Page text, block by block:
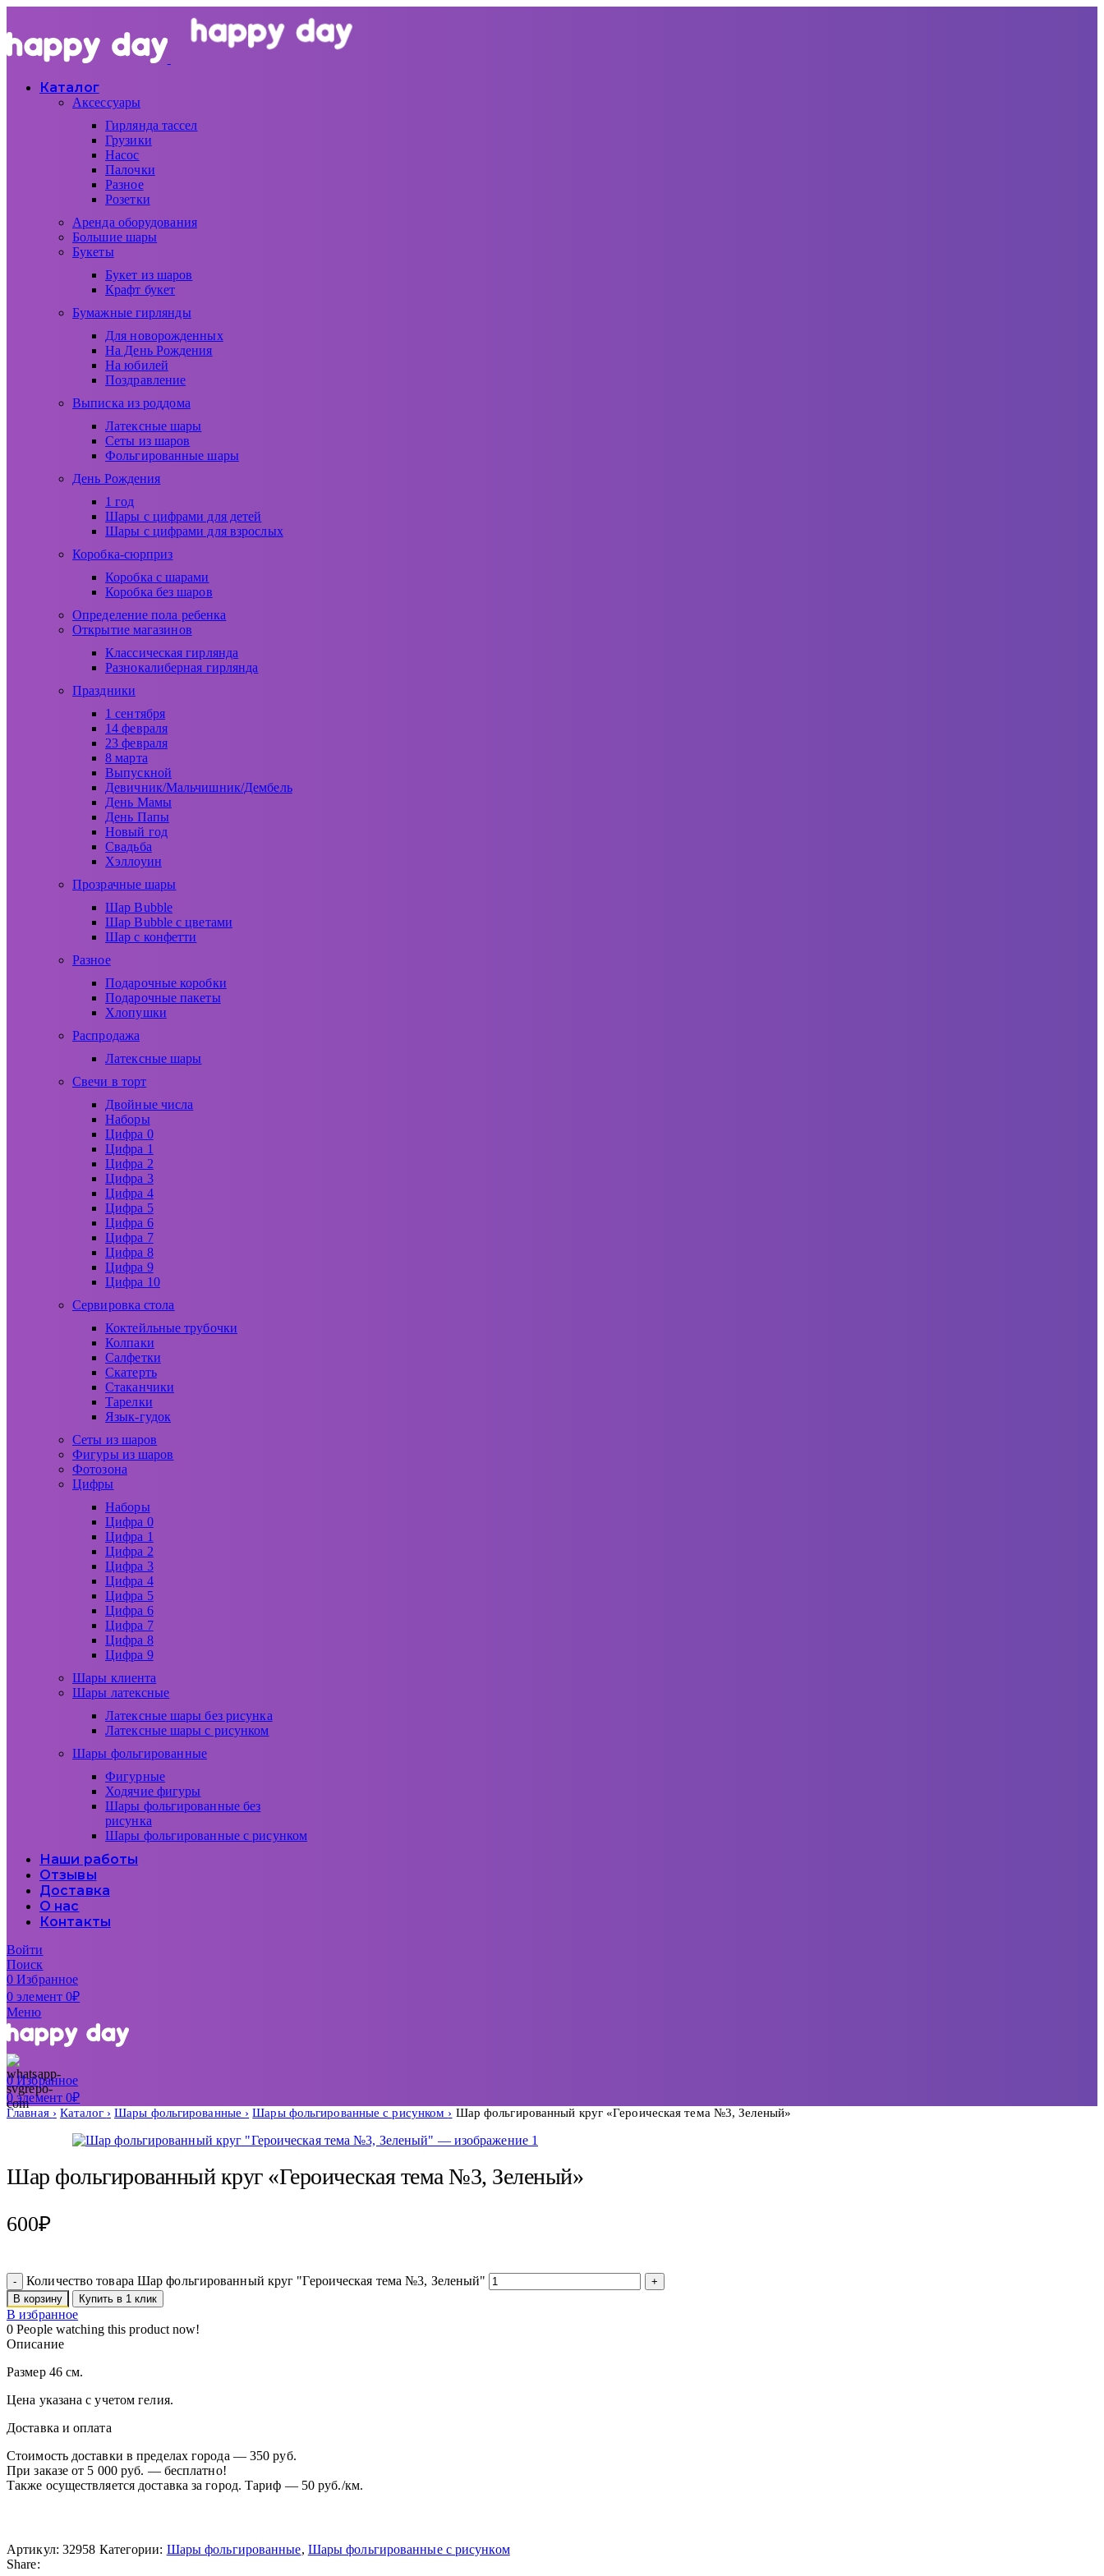
Каталог
Аксессуары
Гирлянда тассел
Грузики
Насос
Палочки
Разное
Розетки
Аренда оборудования
Большие шары
Букеты
Букет из шаров
Крафт букет
Бумажные гирлянды
Для новорожденных
На День Рождения
На юбилей
Поздравление
Выписка из роддома
Латексные шары
Сеты из шаров
Фольгированные шары
День Рождения
1 год
Шары с цифрами для детей
Шары с цифрами для взрослых
Коробка-сюрприз
Коробка с шарами
Коробка без шаров
Определение пола ребенка
Открытие магазинов
Классическая гирлянда
Разнокалиберная гирлянда
Праздники
1 сентября
14 февраля
23 февраля
8 марта
Выпускной
Девичник/Мальчишник/Дембель
День Мамы
День Папы
Новый год
Свадьба
Хэллоуин
Прозрачные шары
Шар Bubble
Шар Bubble с цветами
Шар с конфетти
Разное
Подарочные коробки
Подарочные пакеты
Хлопушки
Распродажа
Латексные шары
Свечи в торт
Двойные числа
Наборы
Цифра 0
Цифра 1
Цифра 2
Цифра 3
Цифра 4
Цифра 5
Цифра 6
Цифра 7
Цифра 8
Цифра 9
Цифра 10
Сервировка стола
Коктейльные трубочки
Колпаки
Салфетки
Скатерть
Стаканчики
Тарелки
Язык-гудок
Сеты из шаров
Фигуры из шаров
Фотозона
Цифры
Наборы
Цифра 0
Цифра 1
Цифра 2
Цифра 3
Цифра 4
Цифра 5
Цифра 6
Цифра 7
Цифра 8
Цифра 9
Шары клиента
Шары латексные
Латексные шары без рисунка
Латексные шары с рисунком
Шары фольгированные
Фигурные
Ходячие фигуры
Шары фольгированные без
рисунка
Шары фольгированные с рисунком
Наши работы
Отзывы
Доставка
О нас
Контакты
Войти
Поиск
0Избранное
0элемент 0₽
Меню
0Избранное
0элемент 0₽
Главная Каталог Шары фольгированные Шары фольгированные с рисунком Шар фольгированный круг «Героическая тема №3, Зеленый»
Шар фольгированный круг «Героическая тема №3, Зеленый»
600₽
Количество товара Шар фольгированный круг "Героическая тема №3, Зеленый"
В корзину Купить в 1 клик
В избранное
0 People watching this product now!
Описание
Размер 46 см.
Цена указана с учетом гелия.
Доставка и оплата
Стоимость доставки в пределах города — 350 руб.
При заказе от 5 000 руб. — бесплатно!
Также осуществляется доставка за город. Тариф — 50 руб./км.
Артикул: 32958 Категории: Шары фольгированные, Шары фольгированные с рисунком
Share: